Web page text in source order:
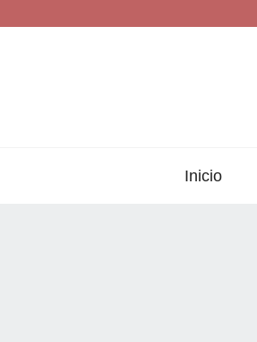
Inicio